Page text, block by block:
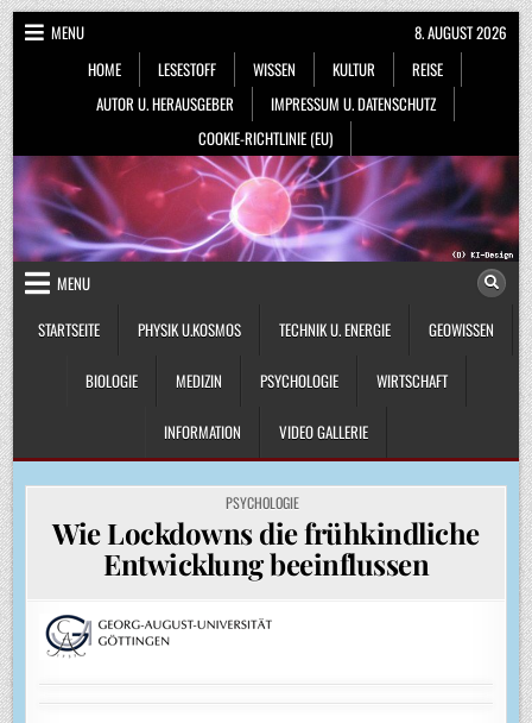
Skip
to
content
MENU
HOME
LESESTOFF WISSEN KULTUR
REISE
AUTOR U. HERAUSGEBER
IMPRESSUM U. DATENSCHUTZ
COOKIE-RICHTLINIE (EU)
8. AUGUST 2026
MENU
STARTSEITE
PHYSIK U.KOSMOS TECHNIK U. ENERGIE GEOWISSEN
BIOLOGIE MEDIZIN PSYCHOLOGIE WIRTSCHAFT
INFORMATION VIDEO GALLERIE
POSTED
IN
PSYCHOLOGIE
Wie Lockdowns die frühkindliche
Entwicklung beeinflussen